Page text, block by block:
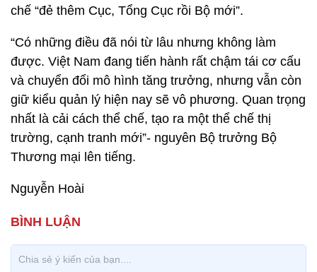
chế “đẻ thêm Cục, Tổng Cục rồi Bộ mới”.
“Có những điều đã nói từ lâu nhưng không làm
được. Việt Nam đang tiến hành rất chậm tái cơ cấu
và chuyển đổi mô hình tăng trưởng, nhưng vẫn còn
giữ kiểu quản lý hiện nay sẽ vô phương. Quan trọng
nhất là cải cách thể chế, tạo ra một thể chế thị
trường, cạnh tranh mới”- nguyên Bộ trưởng Bộ
Thương mại lên tiếng.
Nguyễn Hoài